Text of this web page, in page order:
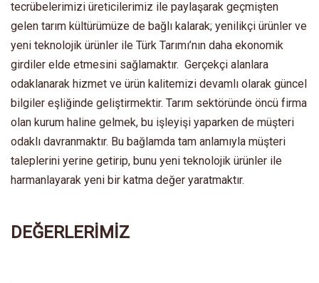
tecrübelerimizi üreticilerimiz ile paylaşarak geçmişten
gelen tarım kültürümüze de bağlı kalarak; yenilikçi ürünler ve
yeni teknolojik ürünler ile Türk Tarımı’nın daha ekonomik
girdiler elde etmesini sağlamaktır. Gerçekçi alanlara
odaklanarak hizmet ve ürün kalitemizi devamlı olarak güncel
bilgiler eşliğinde geliştirmektir. Tarım sektöründe öncü firma
olan kurum haline gelmek, bu işleyişi yaparken de müşteri
odaklı davranmaktır. Bu bağlamda tam anlamıyla müşteri
taleplerini yerine getirip, bunu yeni teknolojik ürünler ile
harmanlayarak yeni bir katma değer yaratmaktır.
DEĞERLERİMİZ